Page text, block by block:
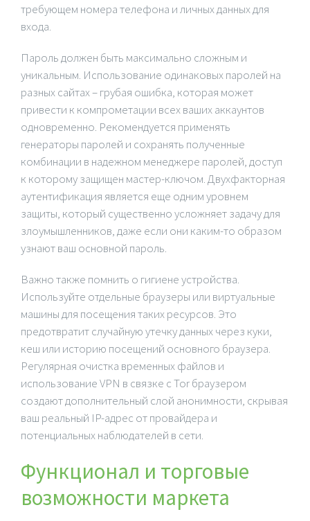
требующем номера телефона и личных данных для
входа.
Пароль должен быть максимально сложным и
уникальным. Использование одинаковых паролей на
разных сайтах – грубая ошибка, которая может
привести к компрометации всех ваших аккаунтов
одновременно. Рекомендуется применять
генераторы паролей и сохранять полученные
комбинации в надежном менеджере паролей, доступ
к которому защищен мастер-ключом. Двухфакторная
аутентификация является еще одним уровнем
защиты, который существенно усложняет задачу для
злоумышленников, даже если они каким-то образом
узнают ваш основной пароль.
Важно также помнить о гигиене устройства.
Используйте отдельные браузеры или виртуальные
машины для посещения таких ресурсов. Это
предотвратит случайную утечку данных через куки,
кеш или историю посещений основного браузера.
Регулярная очистка временных файлов и
использование VPN в связке с Tor браузером
создают дополнительный слой анонимности, скрывая
ваш реальный IP-адрес от провайдера и
потенциальных наблюдателей в сети.
Функционал и торговые
возможности маркета